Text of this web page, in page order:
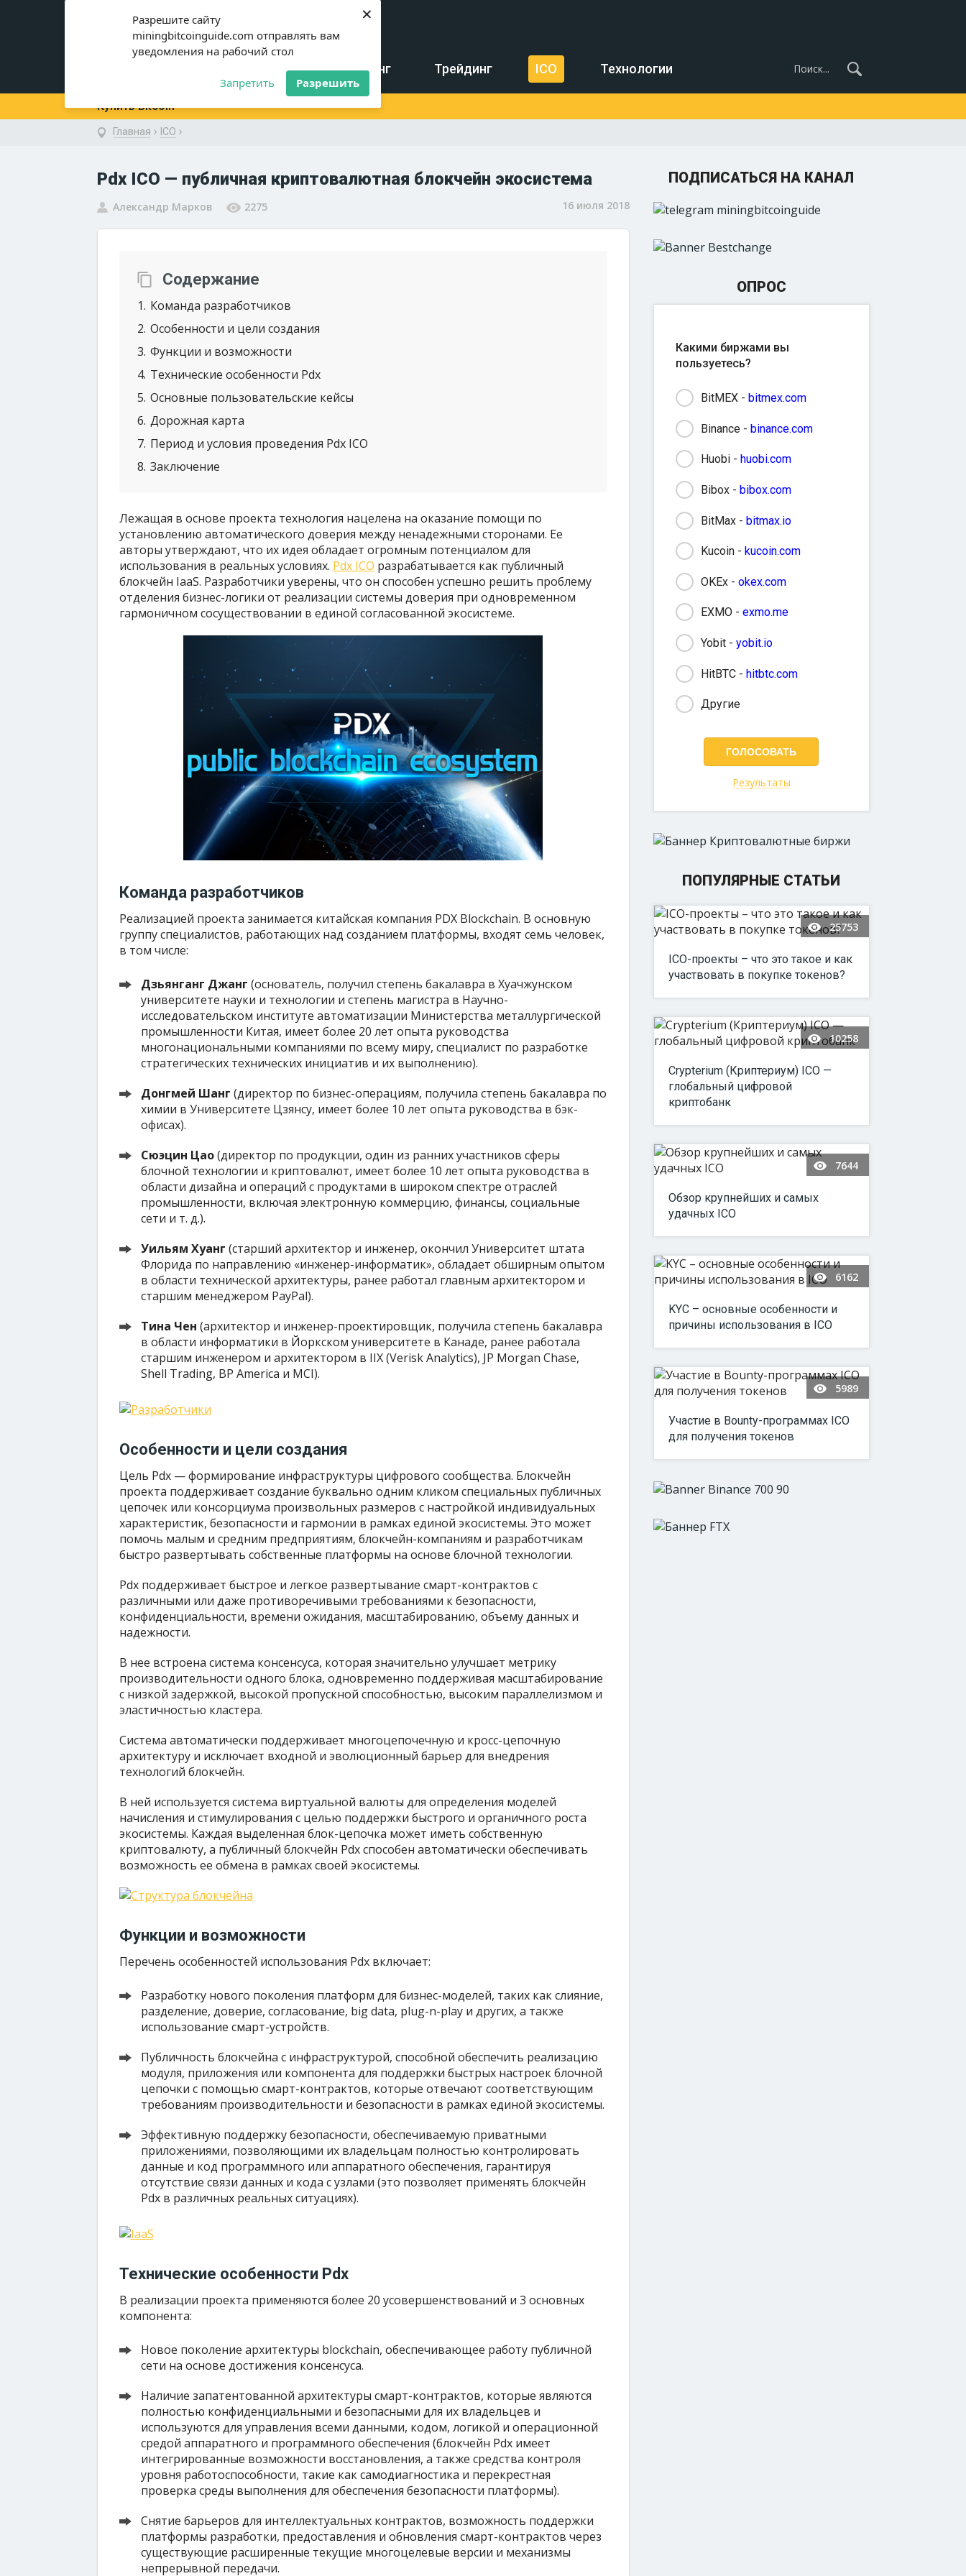
Разрешите сайту
miningbitcoinguide.com отправлять вам
уведомления на рабочий стол
Запретить Разрешить
×
miningbitcoinguide .com
Криптовалюты Майнинг Трейдинг ICO Технологии
Купить Bitcoin
Главная › ICO ›
Pdx ICO — публичная криптовалютная блокчейн экосистема
Александр Марков 2275 16 июля 2018
Содержание
1 Команда разработчиков
2 Особенности и цели создания
3 Функции и возможности
4 Технические особенности Pdx
5 Основные пользовательские кейсы
6 Дорожная карта
7 Период и условия проведения Pdx ICO
8 Заключение
Лежащая в основе проекта технология нацелена на оказание помощи по
установлению автоматического доверия между ненадежными сторонами. Ее
авторы утверждают, что их идея обладает огромным потенциалом для
использования в реальных условиях. Pdx ICO разрабатывается как публичный
блокчейн IaaS. Разработчики уверены, что он способен успешно решить проблему
отделения бизнес-логики от реализации системы доверия при одновременном
гармоничном сосуществовании в единой согласованной экосистеме.
Команда разработчиков
Реализацией проекта занимается китайская компания PDX Blockchain. В основную
группу специалистов, работающих над созданием платформы, входят семь человек,
в том числе:
Дзьянганг Джанг (основатель, получил степень бакалавра в Хуачжунском
университете науки и технологии и степень магистра в Научно-
исследовательском институте автоматизации Министерства металлургической
промышленности Китая, имеет более 20 лет опыта руководства
многонациональными компаниями по всему миру, специалист по разработке
стратегических технических инициатив и их выполнению).
Донгмей Шанг (директор по бизнес-операциям, получила степень бакалавра по
химии в Университете Цзянсу, имеет более 10 лет опыта руководства в бэк-
офисах).
Сюэцин Цао(директор по продукции, один из ранних участников сферы
блочной технологии и криптовалют, имеет более 10 лет опыта руководства в
области дизайна и операций с продуктами в широком спектре отраслей
промышленности, включая электронную коммерцию, финансы, социальные
сети и т. д.).
Уильям Хуанг (старший архитектор и инженер, окончил Университет штата
Флорида по направлению «инженер-информатик», обладает обширным опытом
в области технической архитектуры, ранее работал главным архитектором и
старшим менеджером PayPal).
Тина Чен (архитектор и инженер-проектировщик, получила степень бакалавра
в области информатики в Йоркском университете в Канаде, ранее работала
старшим инженером и архитектором в IIX (Verisk Analytics), JP Morgan Chase,
Shell Trading, BP America и MCI).
Особенности и цели создания
Цель Pdx — формирование инфраструктуры цифрового сообщества. Блокчейн
проекта поддерживает создание буквально одним кликом специальных публичных
цепочек или консорциума произвольных размеров с настройкой индивидуальных
характеристик, безопасности и гармонии в рамках единой экосистемы. Это может
помочь малым и средним предприятиям, блокчейн-компаниям и разработчикам
быстро развертывать собственные платформы на основе блочной технологии.
Pdx поддерживает быстрое и легкое развертывание смарт-контрактов с
различными или даже противоречивыми требованиями к безопасности,
конфиденциальности, времени ожидания, масштабированию, объему данных и
надежности.
В нее встроена система консенсуса, которая значительно улучшает метрику
производительности одного блока, одновременно поддерживая масштабирование
с низкой задержкой, высокой пропускной способностью, высоким параллелизмом и
эластичностью кластера.
Система автоматически поддерживает многоцепочечную и кросс-цепочную
архитектуру и исключает входной и эволюционный барьер для внедрения
технологий блокчейн.
В ней используется система виртуальной валюты для определения моделей
начисления и стимулирования с целью поддержки быстрого и органичного роста
экосистемы. Каждая выделенная блок-цепочка может иметь собственную
криптовалюту, а публичный блокчейн Pdx способен автоматически обеспечивать
возможность ее обмена в рамках своей экосистемы.
Функции и возможности
Перечень особенностей использования Pdx включает:
Разработку нового поколения платформ для бизнес-моделей, таких как слияние,
разделение, доверие, согласование, big data, plug-n-play и других, а также
использование смарт-устройств.
Публичность блокчейна с инфраструктурой, способной обеспечить реализацию
модуля, приложения или компонента для поддержки быстрых настроек блочной
цепочки с помощью смарт-контрактов, которые отвечают соответствующим
требованиям производительности и безопасности в рамках единой экосистемы.
Эффективную поддержку безопасности, обеспечиваемую приватными
приложениями, позволяющими их владельцам полностью контролировать
данные и код программного или аппаратного обеспечения, гарантируя
отсутствие связи данных и кода с узлами (это позволяет применять блокчейн
Pdx в различных реальных ситуациях).
Технические особенности Pdx
В реализации проекта применяются более 20 усовершенствований и 3 основных
компонента:
Новое поколение архитектуры blockchain, обеспечивающее работу публичной
сети на основе достижения консенсуса.
Наличие запатентованной архитектуры смарт-контрактов, которые являются
полностью конфиденциальными и безопасными для их владельцев и
используются для управления всеми данными, кодом, логикой и операционной
средой аппаратного и программного обеспечения (блокчейн Pdx имеет
интегрированные возможности восстановления, а также средства контроля
уровня работоспособности, такие как самодиагностика и перекрестная
проверка среды выполнения для обеспечения безопасности платформы).
Снятие барьеров для интеллектуальных контрактов, возможность поддержки
платформы разработки, предоставления и обновления смарт-контрактов через
существующие расширенные текущие многоцелевые версии и механизмы
непрерывной передачи.
ПОДПИСАТЬСЯ НА КАНАЛ
ОПРОС
Какими биржами вы
пользуетесь?
BitMEX - bitmex.com
Binance - binance.com
Huobi - huobi.com
Bibox - bibox.com
BitMax - bitmax.io
Kucoin - kucoin.com
OKEx - okex.com
EXMO - exmo.me
Yobit - yobit.io
HitBTC - hitbtc.com
Другие
Результаты
ПОПУЛЯРНЫЕ СТАТЬИ
25753
ICO-проекты – что это такое и как
участвовать в покупке токенов?
10258
Crypterium (Криптериум) ICO —
глобальный цифровой
криптобанк
7644
Обзор крупнейших и самых
удачных ICO
6162
KYC – основные особенности и
причины использования в ICO
5989
Участие в Bounty-программах ICO
для получения токенов